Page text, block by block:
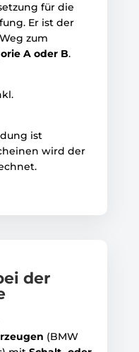
für die
Er ist der
zum
A oder B.
ist
wird der
der
(BMW